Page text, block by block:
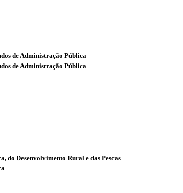
de Administração Pública
de Administração Pública
Desenvolvimento Rural e das Pescas